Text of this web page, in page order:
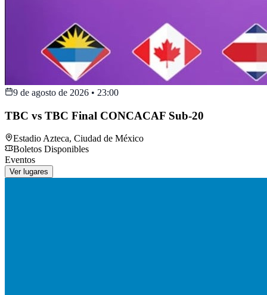
9 de agosto de 2026 • 23:00
TBC vs TBC Final CONCACAF Sub-20
Estadio Azteca, Ciudad de México
Boletos Disponibles
Eventos
Ver lugares